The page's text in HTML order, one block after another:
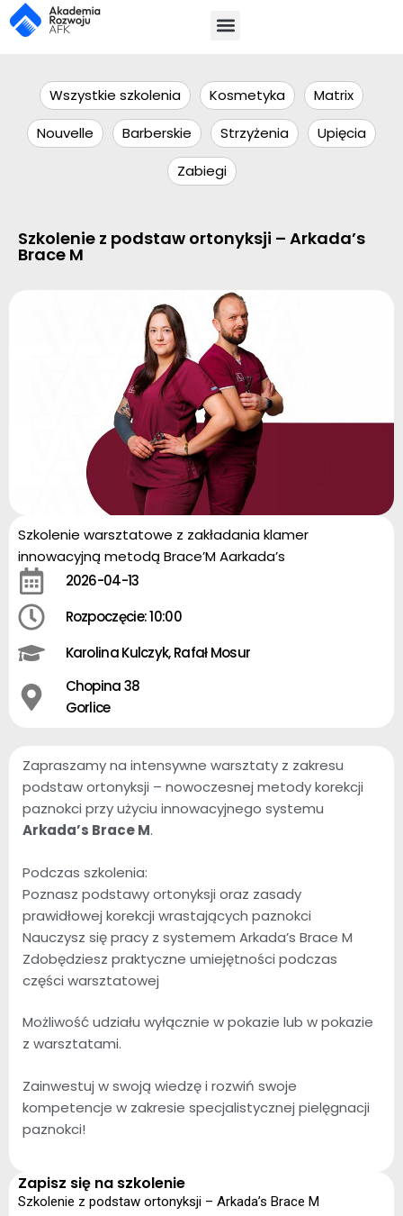
Wszystkie szkolenia Kosmetyka
Matrix
Nouvelle
Barberskie Strzyżenia
Upięcia
Zabiegi
Szkolenie z podstaw ortonyksji – Arkada’s
Brace M
Szkolenie warsztatowe z zakładania klamer
innowacyjną metodą Brace’M Aarkada’s
2026-04-13
Rozpoczęcie: 10:00
Karolina Kulczyk, Rafał Mosur
Chopina 38
Gorlice
Zapraszamy na intensywne warsztaty z zakresu
podstaw ortonyksji – nowoczesnej metody korekcji
paznokci przy użyciu innowacyjnego systemu
Arkada’s Brace M.
Podczas szkolenia:
Poznasz podstawy ortonyksji oraz zasady
prawidłowej korekcji wrastających paznokci
Nauczysz się pracy z systemem Arkada’s Brace M
Zdobędziesz praktyczne umiejętności podczas
części warsztatowej
Możliwość udziału wyłącznie w pokazie lub w pokazie
z warsztatami.
Zainwestuj w swoją wiedzę i rozwiń swoje
kompetencje w zakresie specjalistycznej pielęgnacji
paznokci!
Zapisz się na szkolenie
Szkolenie z podstaw ortonyksji – Arkada’s Brace M